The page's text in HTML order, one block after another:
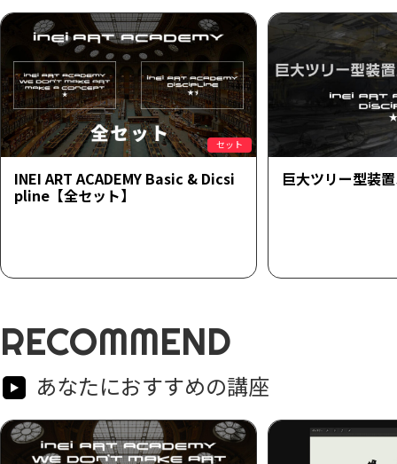
セット
INEI ART ACADEMY Basic & Dicsi
pline【全セット】
巨大ツリー型装
RECOMMEND
あなたにおすすめの講座